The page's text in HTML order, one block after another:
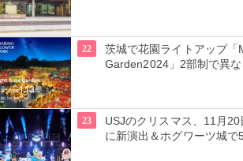
22
茨城で花園ライトアップ「
Garden2024」2部制で異な
23
USJのクリスマス、11月
に新演出＆ホグワーツ城で